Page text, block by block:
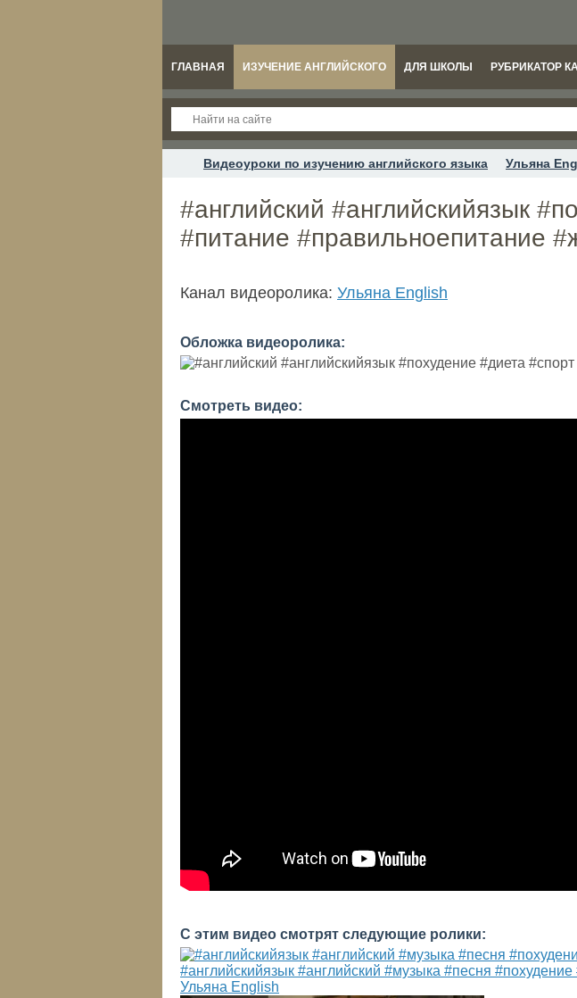
ГЛАВНАЯ ИЗУЧЕНИЕ АНГЛИЙСКОГО ДЛЯ ШКОЛЫ РУБРИКАТОР
Видеоуроки по изучению английского языка Ульяна
#английский #английскийязык
#питание #правильноепитание
Канал видеоролика: Ульяна English
Обложка видеоролика:
Смотреть видео:
С этим видео смотрят следующие ролики:
#английскийязык #английский #музыка #песня
Ульяна English